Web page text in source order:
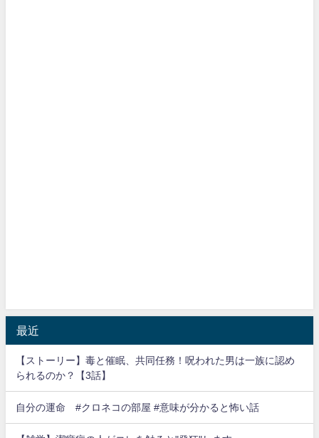
最近
【ストーリー】毒と催眠、共同任務！呪われた男は一族に認め
られるのか？【3話】
自分の運命 #クロネコの部屋 #意味が分かると怖い話